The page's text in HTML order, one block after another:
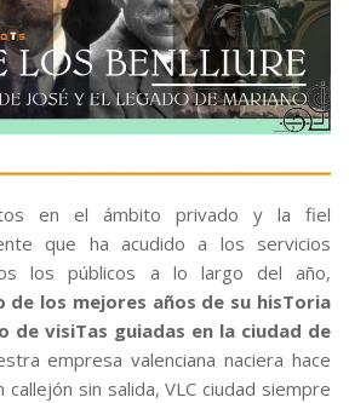
en el ámbito privado y la fiel
que ha acudido a los servicios
los públicos a lo largo del año,
los mejores años de su hisToria
de visiTas guiadas en la ciudad de
empresa valenciana naciera hace
sin salida, VLC ciudad siempre